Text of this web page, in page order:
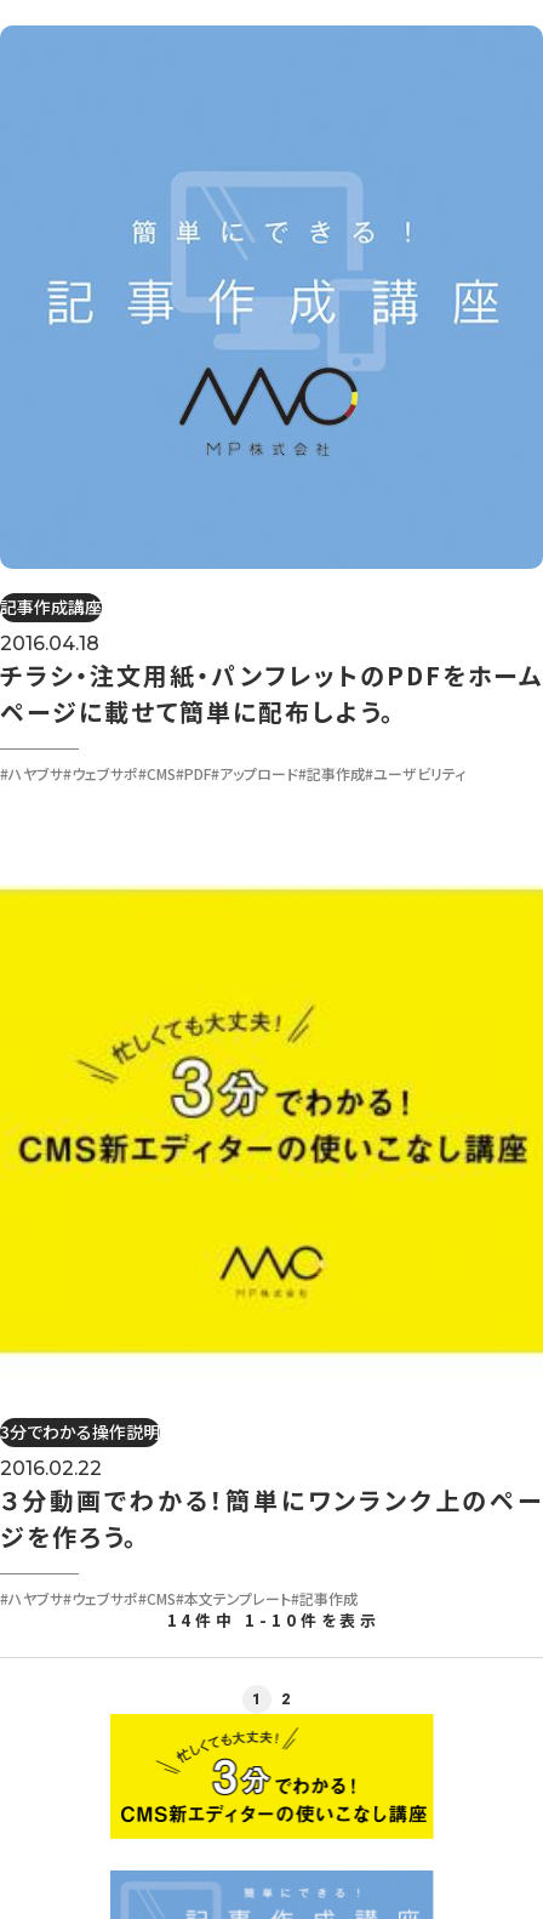
記事作成講座
2016.04.18
チラシ・注文用紙・パンフレットのPDFをホーム
ページに載せて簡単に配布しよう。
#ハヤブサ#ウェブサポ#CMS#PDF#アップロード#記事作成#ユーザビリティ
3分でわかる操作説明
2016.02.22
３分動画でわかる！簡単にワンランク上のペー
ジを作ろう。
#ハヤブサ#ウェブサポ#CMS#本文テンプレート#記事作成
14件中 1-10件を表示
1 2